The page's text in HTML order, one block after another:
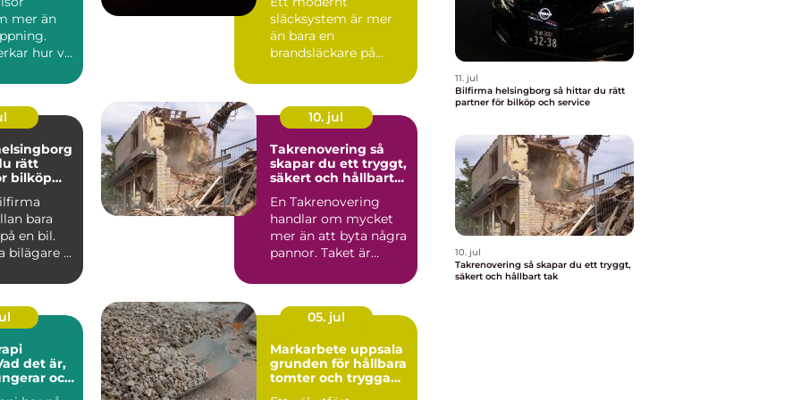
mer än
hur vi
släcksystem är mer
än bara en
brandsläckare på
genomtänkt lösning
som ...
rätt
bilköp
bara
en bil.
bilägare i
10. jul
Takrenovering så
skapar du ett tryggt,
säkert och hållbart
En Takrenovering
handlar om mycket
mer än att byta några
pannor. Taket är
skydd mo...
det är,
och
05. jul
Markarbete uppsala
grunden för hållbara
tomter och trygga
11. jul
Bilfirma helsingborg så hittar du rätt
partner för bilköp och service
10. jul
Takrenovering så skapar du ett tryggt,
säkert och hållbart tak